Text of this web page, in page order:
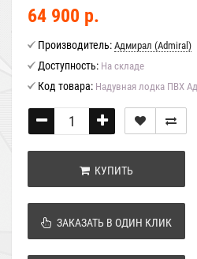
64 900 р.
Производитель: Адмирал (Admiral)
Доступность: На складе
Код товара: Надувная лодка ПВХ
КУПИТЬ
ЗАКАЗАТЬ В ОДИН КЛИК